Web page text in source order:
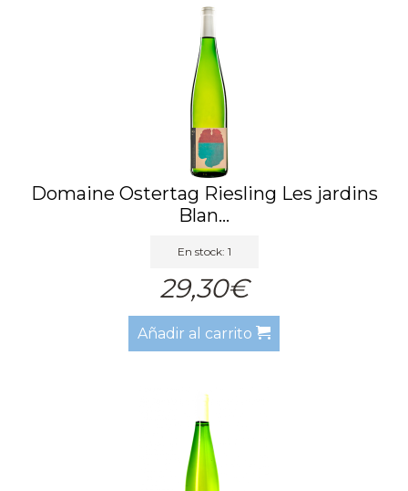
Domaine Ostertag Riesling Les jardins
Blan...
En stock: 1
29,30€
Añadir al carrito